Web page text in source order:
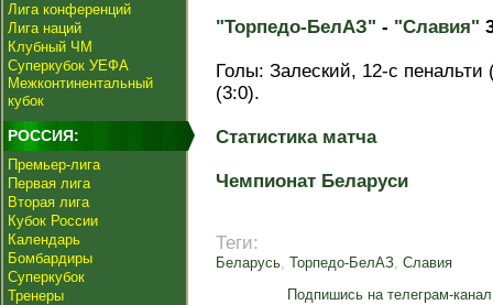
Лига конференций
Лига наций
Клубный ЧМ
Суперкубок УЕФА
Межконтинентальный
кубок
РОССИЯ:
Премьер-лига
Первая лига
Вторая лига
Кубок России
Календарь
Бомбардиры
Суперкубок
Тренеры
"Торпедо-БелАЗ" - "Славия"
Голы: Залеский, 12-с
(3:0).
Статистика матча
Чемпионат Беларуси
Теги:
Беларусь, Торпедо-БелАЗ, Славия
Подпишись на телеграм-